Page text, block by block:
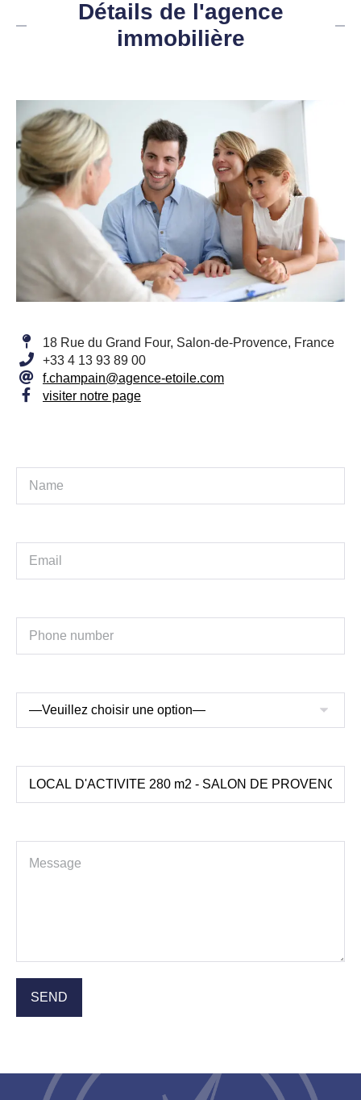
Détails de l'agence
immobilière
18 Rue du Grand Four, Salon-de-Provence, France
+33 4 13 93 89 00
f.champain@agence-etoile.com
visiter notre page